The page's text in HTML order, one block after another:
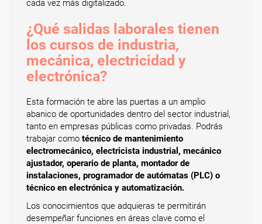
cada vez más digitalizado.
¿Qué salidas laborales tienen
los cursos de industria,
mecánica, electricidad y
electrónica?
Esta formación te abre las puertas a un amplio
abanico de oportunidades dentro del sector industrial,
tanto en empresas públicas como privadas. Podrás
trabajar como técnico de mantenimiento
electromecánico, electricista industrial, mecánico
ajustador, operario de planta, montador de
instalaciones, programador de autómatas (PLC) o
técnico en electrónica y automatización.
Los conocimientos que adquieras te permitirán
desempeñar funciones en áreas clave como el